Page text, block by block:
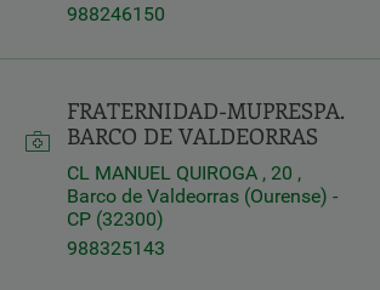
Distance
Kilómetros
988246150
FRATERNIDAD-MUPRESPA.
BARCO DE VALDEORRAS
CL MANUEL QUIROGA , 20 ,
Barco de Valdeorras (Ourense) -
CP (32300)
988325143